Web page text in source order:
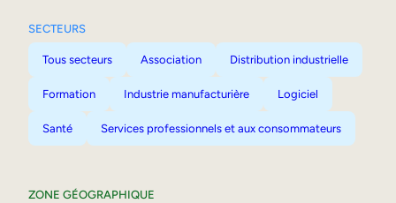
SECTEURS
Tous secteurs Association Distribution industrielle
Formation Industrie manufacturière Logiciel
Santé Services professionnels et aux consommateurs
ZONE GÉOGRAPHIQUE